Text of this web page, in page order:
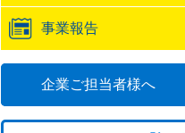
事業報告
企業ご担当者様へ